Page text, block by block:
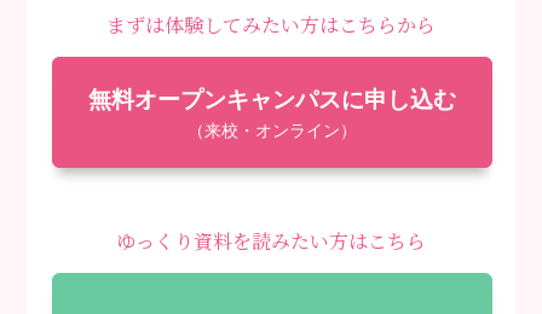
まずは体験してみたい方はこちらから
無料オープンキャンパスに申し込む
（来校・オンライン）
ゆっくり資料を読みたい方はこちら